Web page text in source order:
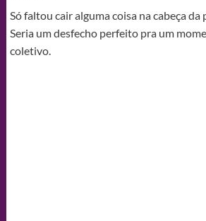
Só faltou cair alguma coisa na cabeça
Seria um desfecho perfeito pra um
coletivo.